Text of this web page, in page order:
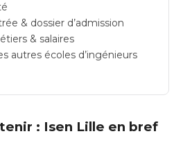
& dossier d’admission
& salaires
autres écoles d’ingénieurs
: Isen Lille en bref